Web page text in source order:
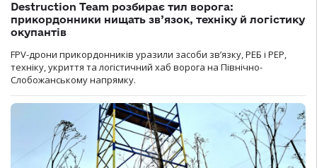
Destruction Team розбирає тил ворога:
прикордонники нищать зв’язок, техніку й логістику
окупантів
FPV-дрони прикордонників уразили засоби зв’язку, РЕБ і РЕР,
техніку, укриття та логістичний хаб ворога на Північно-
Слобожанському напрямку.